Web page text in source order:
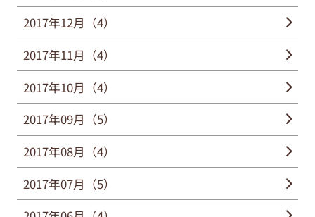
2017年12月（4）
2017年11月（4）
2017年10月（4）
2017年09月（5）
2017年08月（4）
2017年07月（5）